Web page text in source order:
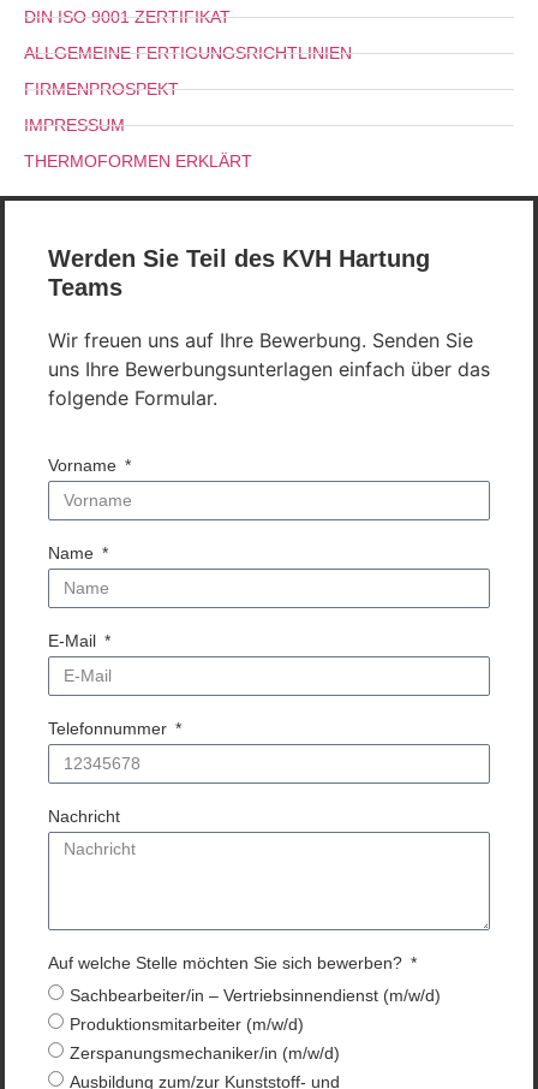
DIN ISO 9001 ZERTIFIKAT
ALLGEMEINE FERTIGUNGSRICHTLINIEN
FIRMENPROSPEKT
IMPRESSUM
THERMOFORMEN ERKLÄRT
Werden Sie Teil des KVH Hartung
Teams
Wir freuen uns auf Ihre Bewerbung. Senden Sie
uns Ihre Bewerbungsunterlagen einfach über das
folgende Formular.
Vorname
Name
E-Mail
Telefonnummer
Nachricht
Auf welche Stelle möchten Sie sich bewerben?
Sachbearbeiter/in – Vertriebsinnendienst (m/w/d)
Produktionsmitarbeiter (m/w/d)
Zerspanungsmechaniker/in (m/w/d)
Ausbildung zum/zur Kunststoff- und